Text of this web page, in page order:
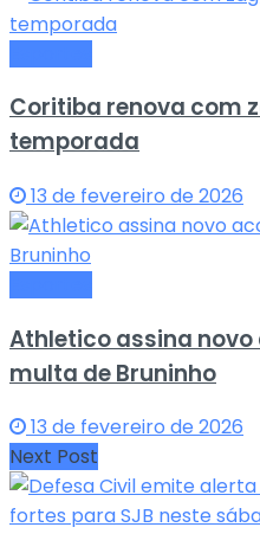
Coritiba renova com
temporada
13 de fevereiro de 2026
Athletico assina
multa de Bruninho
13 de fevereiro de 2026
Next Post